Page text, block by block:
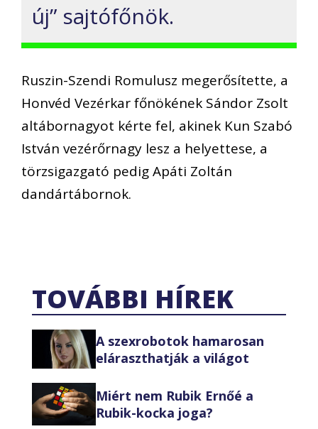
új” sajtófőnök.
Ruszin-Szendi Romulusz megerősítette, a
Honvéd Vezérkar főnökének Sándor Zsolt
altábornagyot kérte fel, akinek Kun Szabó
István vezérőrnagy lesz a helyettese, a
törzsigazgató pedig Apáti Zoltán
dandártábornok.
TOVÁBBI HÍREK
A szexrobotok hamarosan
eláraszthatják a világot
Miért nem Rubik Ernőé a
Rubik-kocka joga?